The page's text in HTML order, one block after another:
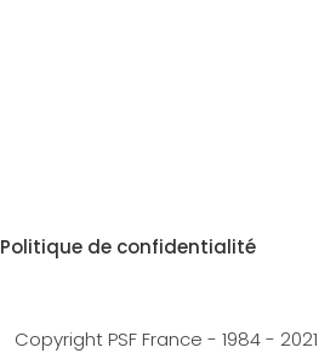
Politique de confidentialité
Copyright PSF France - 1984 - 2021